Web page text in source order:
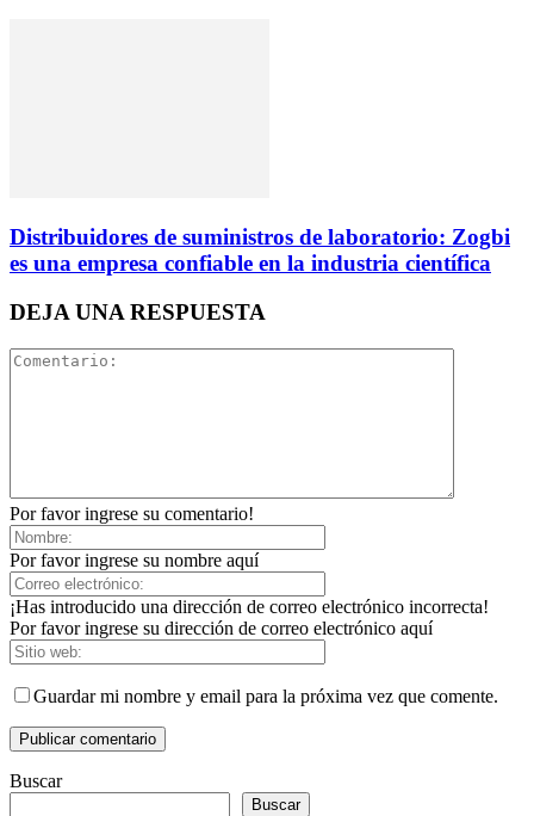
Distribuidores de suministros de laboratorio: Zogbi
es una empresa confiable en la industria científica
DEJA UNA RESPUESTA
Por favor ingrese su comentario!
Por favor ingrese su nombre aquí
¡Has introducido una dirección de correo electrónico incorrecta!
Por favor ingrese su dirección de correo electrónico aquí
Guardar mi nombre y email para la próxima vez que comente.
Buscar
Buscar